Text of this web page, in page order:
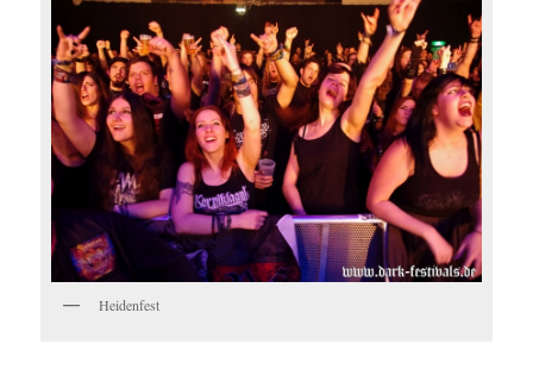
Heidenfest